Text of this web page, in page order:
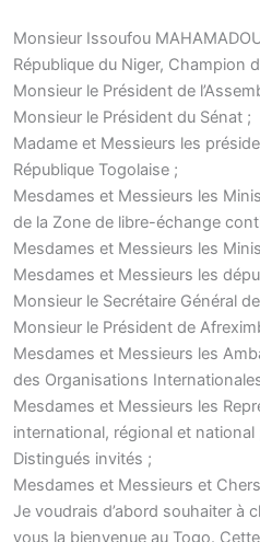
Monsieur Issoufou
République du Niger, Champion
Monsieur le Président de
Monsieur le Président du Sénat ;
Madame et Messieurs les
République Togolaise ;
Mesdames et Messieurs les
de la Zone de libre-échange
Mesdames et Messieurs les
Mesdames et Messieurs les
Monsieur le Secrétaire Général
Monsieur le Président de
Mesdames et Messieurs les
des Organisations
Mesdames et Messieurs les
international, régional et national
Distingués invités ;
Mesdames et Messieurs et
Je voudrais d’abord souhaiter à
vous la bienvenue au Togo.